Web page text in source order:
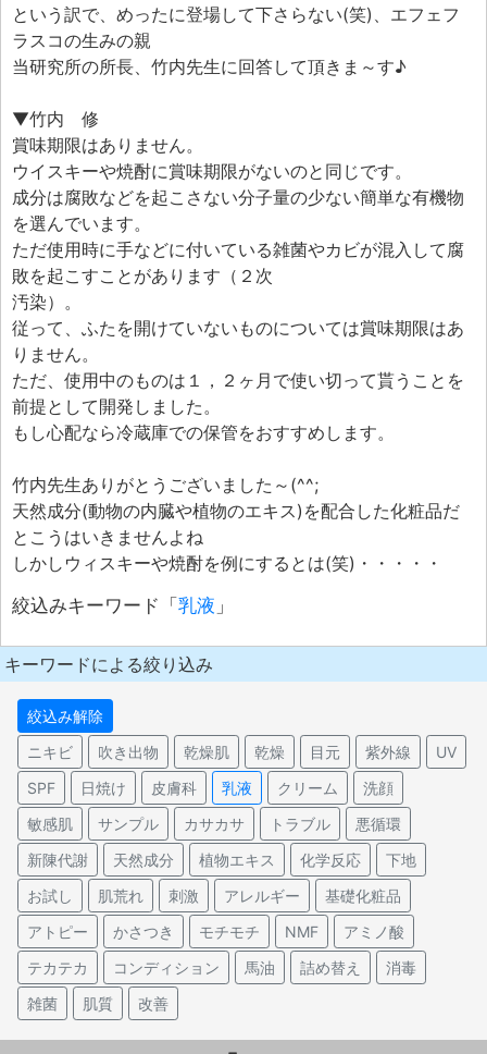
という訳で、めったに登場して下さらない(笑)、エフェフ
ラスコの生みの親
当研究所の所長、竹内先生に回答して頂きま～す♪
▼竹内 修
賞味期限はありません。
ウイスキーや焼酎に賞味期限がないのと同じです。
成分は腐敗などを起こさない分子量の少ない簡単な有機物
を選んでいます。
ただ使用時に手などに付いている雑菌やカビが混入して腐
敗を起こすことがあります（２次
汚染）。
従って、ふたを開けていないものについては賞味期限はあ
りません。
ただ、使用中のものは１，２ヶ月で使い切って貰うことを
前提として開発しました。
もし心配なら冷蔵庫での保管をおすすめします。
竹内先生ありがとうございました～(^^;
天然成分(動物の内臓や植物のエキス)を配合した化粧品だ
とこうはいきませんよね
しかしウィスキーや焼酎を例にするとは(笑)・・・・・
絞込みキーワード「 乳液 」
キーワードによる絞り込み
絞込み解除
ニキビ
吹き出物 乾燥肌 乾燥 目元 紫外線
UV
SPF
日焼け 皮膚科 乳液 クリーム
洗顔
敏感肌
サンプル カサカサ トラブル
悪循環
新陳代謝
天然成分 植物エキス 化学反応
下地
お試し
肌荒れ 刺激 アレルギー
基礎化粧品
アトピー
かさつき モチモチ NMF
アミノ酸
テカテカ
コンディション 馬油 詰め替え
消毒
雑菌
肌質 改善